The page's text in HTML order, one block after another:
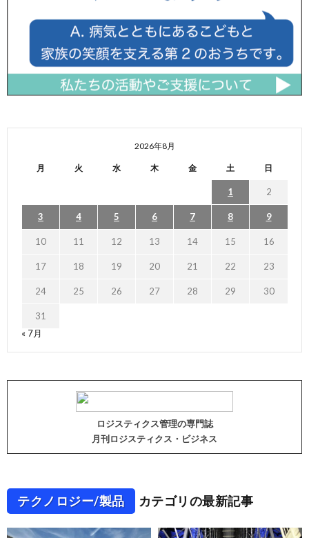
2026年8月
月 火 水 木 金 土 日
1 2
3 4 5 6 7 8 9
10 11 12 13 14 15 16
17 18 19 20 21 22 23
24 25 26 27 28 29 30
31
« 7月
ロジスティクス管理の専門誌
月刊ロジスティクス・ビジネス
テクノロジー/製品 カテゴリの最新記事